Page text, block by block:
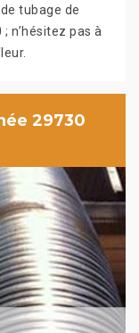
tubage de
n’hésitez pas à
29730